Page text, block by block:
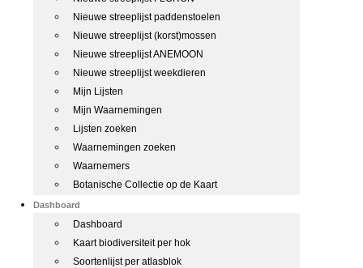
Nieuwe streeplijst paddenstoelen
Nieuwe streeplijst (korst)mossen
Nieuwe streeplijst ANEMOON
Nieuwe streeplijst weekdieren
Mijn Lijsten
Mijn Waarnemingen
Lijsten zoeken
Waarnemingen zoeken
Waarnemers
Botanische Collectie op de Kaart
Dashboard
Dashboard
Kaart biodiversiteit per hok
Soortenlijst per atlasblok